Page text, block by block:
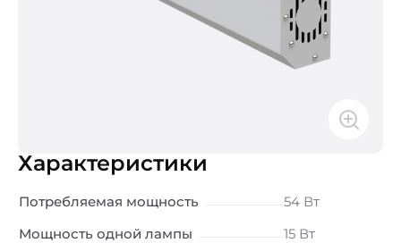
Характеристики
Потребляемая мощность
54 Вт
Мощность одной лампы
15 Вт